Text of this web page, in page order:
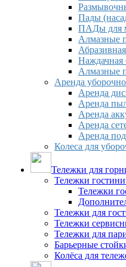
Пады
ПАДы для
Алмазные
Наждачная
Алмазные
Аренда
Аренда
Аренда
Аренда
Аренда
Аренда
Колеса для
Тележки для
Тележки
Тележки
Тележки для
Тележки
Тележки для
Барьерные
Колёса для